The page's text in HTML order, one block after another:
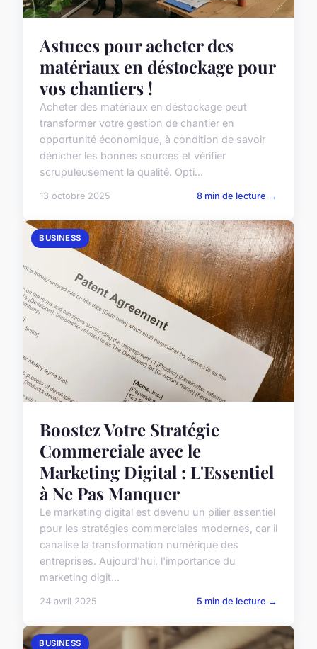
Astuces pour acheter des
matériaux en déstockage pour
vos chantiers !
Acheter des matériaux en déstockage peut
transformer votre gestion de chantier en
opportunité économique, à condition de savoir
dénicher les bonnes sources et vérifier
scrupuleusement la qualité. Opti...
13 octobre 2025 8 min de lecture →
BUSINESS
Boostez Votre Stratégie
Commerciale avec le
Marketing Digital : L'Essentiel
à Ne Pas Manquer
Le marketing digital est devenu un pilier essentiel
pour les stratégies commerciales modernes, car il
canalise la transformation numérique des
entreprises. Aujourd'hui, l'importance du
marketing digit...
24 avril 2025 5 min de lecture →
BUSINESS